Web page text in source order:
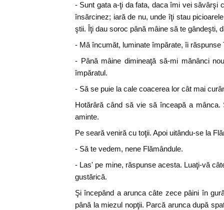
- Sunt gata a-ţi da fata, daca îmi vei săvârşi
însărcinez; iară de nu, unde îţi stau
ştii. Îţi dau soroc până mâine să te gândeşti,
- Mă încumăt, luminate împărate, îi răspunse
- Până mâine dimineaţă să-mi mănânci
împăratul.
- Să se puie la cale coacerea lor cât mai
Hotărâră când să vie să înceapă a
aminte.
Pe seară veniră cu toţii. Apoi uitându-se la
- Să te vedem, nene Flămândule.
- Las' pe mine, răspunse acesta. Luaţi-vă
gustărică.
Şi începând a arunca câte zece pâini în
până la miezul nopţii. Parcă arunca după